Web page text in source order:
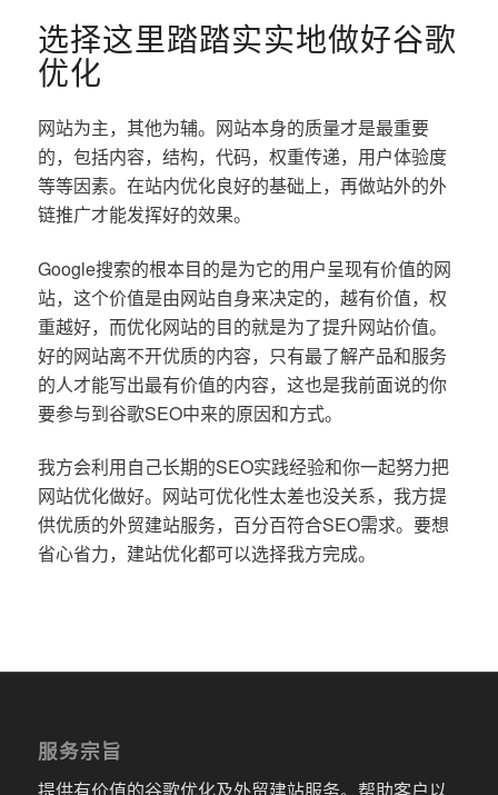
选择这里踏踏实实地做好谷歌
优化
网站为主，其他为辅。网站本身的质量才是最重要
的，包括内容，结构，代码，权重传递，用户体验度
等等因素。在站内优化良好的基础上，再做站外的外
链推广才能发挥好的效果。
Google搜索的根本目的是为它的用户呈现有价值的网
站，这个价值是由网站自身来决定的，越有价值，权
重越好，而优化网站的目的就是为了提升网站价值。
好的网站离不开优质的内容，只有最了解产品和服务
的人才能写出最有价值的内容，这也是我前面说的你
要参与到谷歌SEO中来的原因和方式。
我方会利用自己长期的SEO实践经验和你一起努力把
网站优化做好。网站可优化性太差也没关系，我方提
供优质的外贸建站服务，百分百符合SEO需求。要想
省心省力，建站优化都可以选择我方完成。
服务宗旨